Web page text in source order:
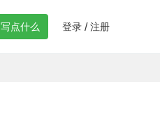
写点什么 登录 / 注册